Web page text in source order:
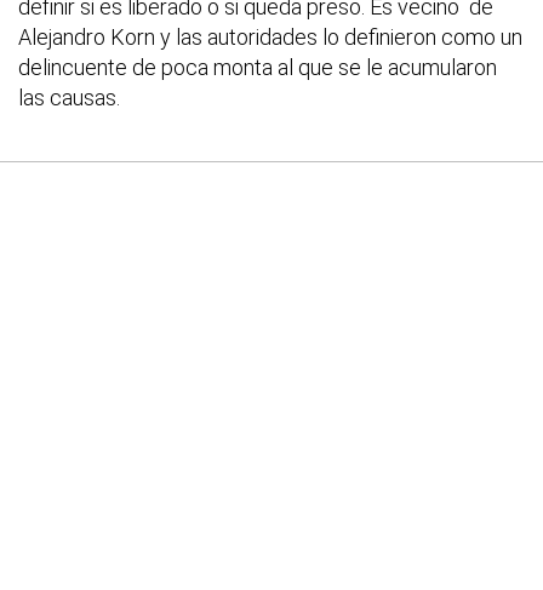
definir si es liberado o si queda preso. Es vecino de
Alejandro Korn y las autoridades lo definieron como un
delincuente de poca monta al que se le acumularon
las causas.